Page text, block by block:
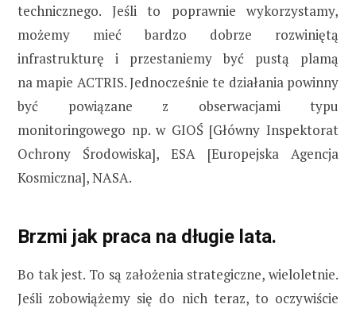
technicznego. Jeśli to poprawnie wykorzystamy,
możemy mieć bardzo dobrze rozwiniętą
infrastrukturę i przestaniemy być pustą plamą
na mapie ACTRIS. Jednocześnie te działania powinny
być powiązane z obserwacjami typu
monitoringowego np. w GIOŚ [Główny Inspektorat
Ochrony Środowiska], ESA [Europejska Agencja
Kosmiczna], NASA.
Brzmi jak praca na długie lata.
Bo tak jest. To są założenia strategiczne, wieloletnie.
Jeśli zobowiążemy się do nich teraz, to oczywiście